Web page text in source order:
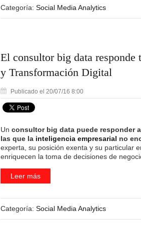
Categoría: Social Media Analytics
El consultor big data responde
y Transformación Digital
Publicado el 20/07/16 8:00
Un consultor big data puede responder
las que la inteligencia empresarial no
experta, su posición exenta y su particular
enriquecen la toma de decisiones de
Leer más
Categoría: Social Media Analytics